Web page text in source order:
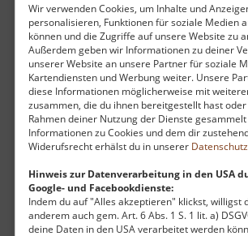
Wir verwenden Cookies, um Inhalte und
personalisieren, Funktionen für soziale Medien
können und die Zugriffe auf unsere Website zu
Außerdem geben wir Informationen zu deiner
unserer Website an unsere Partner für soziale
Kartendiensten und Werbung weiter. Unsere
diese Informationen möglicherweise mit
zusammen, die du ihnen bereitgestellt hast
Rahmen deiner Nutzung der Dienste
Informationen zu Cookies und dem dir
Widerufsrecht erhälst du in unserer
Hinweis zur Datenverarbeitung in den USA
Google- und Facebookdienste:
Indem du auf "Alles akzeptieren" klickst, willigst
anderem auch gem. Art. 6 Abs. 1 S. 1 lit. a)
deine Daten in den USA verarbeitet werden
Der höchste natürliche Wasserfall
Gegend ist der
Wasserfall. Der Dorfbach des
gleichnamigen Ortes stürzt sich
steilen Felsen neun Meter in die
dann in die Gottleuba. Das Gelände
direkt von der Straße aus
weiterlesenüber
Langenhennersdorfer